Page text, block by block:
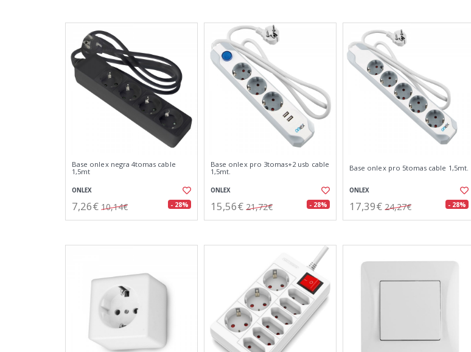
Base onlex negra 4tomas cable
1,5mt
ONLEX
7,26€ 10,14€ - 28%
Base onlex pro 3tomas+2 usb cable
1,5mt.
ONLEX
15,56€ 21,72€ - 28%
Base onlex pro 5tomas cable 1,5mt.
ONLEX
17,39€ 24,27€ - 28%